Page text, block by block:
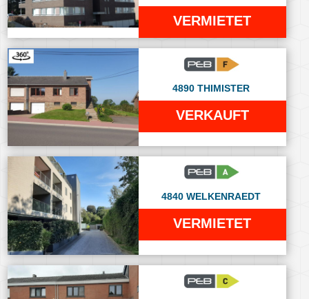
VERMIETET
4890 THIMISTER
VERKAUFT
4840 WELKENRAEDT
VERMIETET